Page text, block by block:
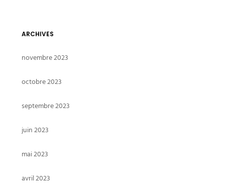
ARCHIVES
novembre 2023
octobre 2023
septembre 2023
juin 2023
mai 2023
avril 2023